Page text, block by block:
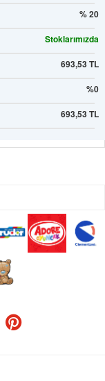
% 20
Stoklarımızda
693,53 TL
%0
693,53 TL